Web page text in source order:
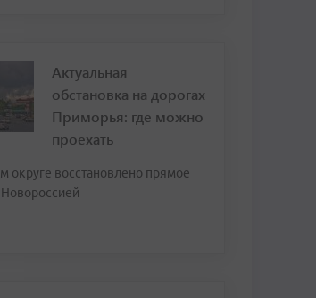
Актуальная
обстановка на дорогах
Приморья: где можно
проехать
округе восстановлено прямое